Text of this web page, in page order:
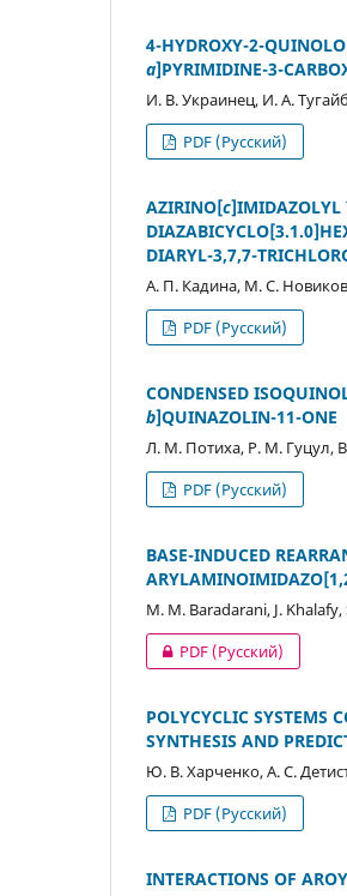
4-HYDROXY-2-
a]PYRIMIDINE-3-
И. В. Украинец, И. А.
PDF (Русский)
AZIRINO[c]IMIDAZOLYL
DIARYL-3,7,7-
А. П. Кадина, М. С.
PDF (Русский)
CONDENSED
b]QUINAZOLIN-11-ONE
Л. М. Потиха, Р. М. Гуцул,
PDF (Русский)
BASE-INDUCED
M. M. Baradarani, J.
PDF (Русский)
POLYCYCLIC SYSTEMS
SYNTHESIS AND
Ю. В. Харченко, А. С.
PDF (Русский)
INTERACTIONS OF